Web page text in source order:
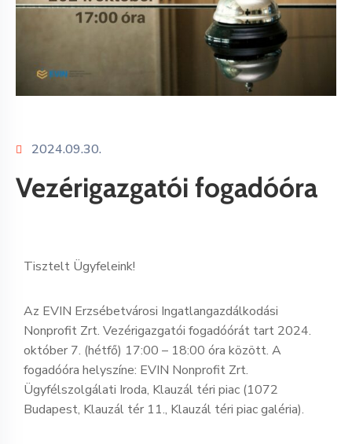
2024.09.30.
Vezérigazgatói fogadóóra
Tisztelt Ügyfeleink!
Az EVIN Erzsébetvárosi Ingatlangazdálkodási
Nonprofit Zrt. Vezérigazgatói fogadóórát tart 2024.
október 7. (hétfő) 17:00 – 18:00 óra között. A
fogadóóra helyszíne: EVIN Nonprofit Zrt.
Ügyfélszolgálati Iroda, Klauzál téri piac (1072
Budapest, Klauzál tér 11., Klauzál téri piac galéria).